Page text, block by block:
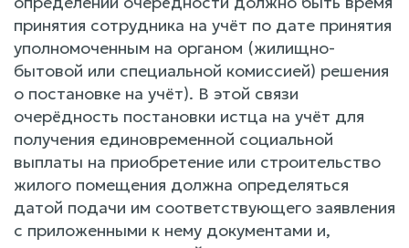
принятия сотрудника на учёт по дате принятия
уполномоченным на органом (жилищно-
бытовой или специальной комиссией) решения
о постановке на учёт). В этой связи
очерёдность постановки истца на учёт для
получения единовременной социальной
выплаты на приобретение или строительство
жилого помещения должна определяться
датой подачи им соответствующего заявления
с приложенными к нему документами и,